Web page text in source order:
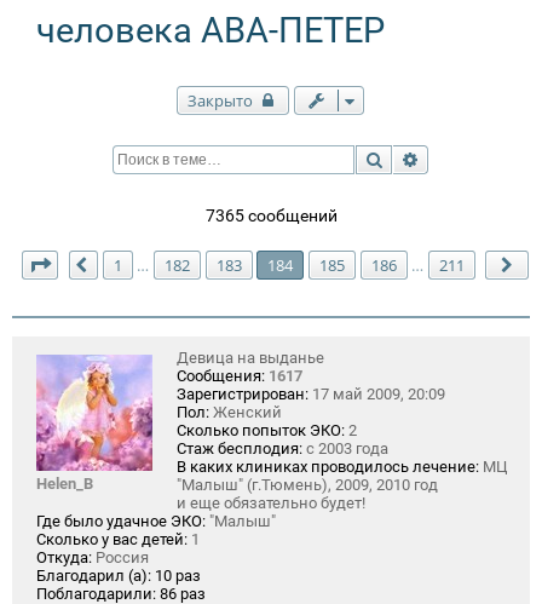
человека АВА-ПЕТЕР
Закрыто
Поиск
7365 сообщений
Страница 184 из211
Пред.
1 … 182 183 184 185 186 … 211
Helen_B
Девица на выданье
Сообщения: 1617
Зарегистрирован: 17 май 2009, 20:09
Пол: Женский
Сколько попыток ЭКО: 2
Стаж бесплодия: с 2003 года
В каких клиниках проводилось лечение: МЦ
"Малыш" (г.Тюмень), 2009, 2010 год
и еще обязательно будет!
Где было удачное ЭКО: "Малыш"
Сколько у вас детей: 1
Откуда: Россия
Благодарил (а): 10 раз
Поблагодарили: 86 раз